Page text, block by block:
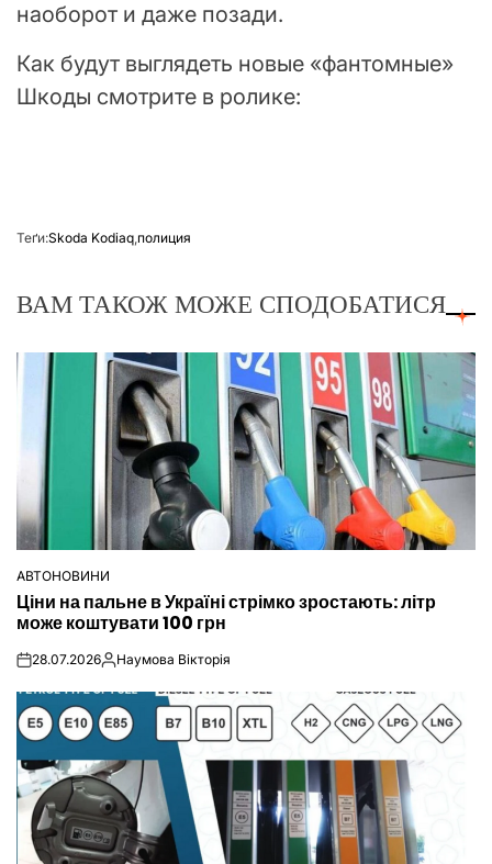
наоборот и даже позади.
Как будут выглядеть новые «фантомные»
Шкоды смотрите в ролике:
Теґи:Skoda Kodiaq,полиция
ВАМ ТАКОЖ МОЖЕ СПОДОБАТИСЯ
ОПУБЛІКУВАТИ
У
АВТОНОВИНИ
Ціни на пальне в Україні стрімко зростають: літр
може коштувати 100 грн
on28.07.2026Опубліковано
Наумова Вікторія